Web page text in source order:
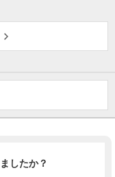
したか？